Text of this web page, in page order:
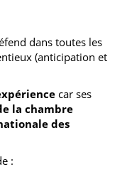
dans toutes les
(anticipation et
car ses
la chambre
des
: